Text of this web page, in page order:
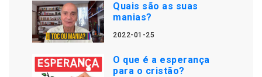
Quais são as suas
manias?
2022-01-25
O que é a esperança
para o cristão?